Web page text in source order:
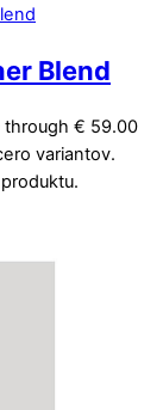
Blend
through € 59.00
variantov.